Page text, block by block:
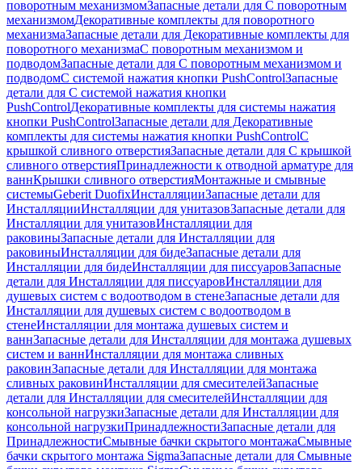
поворотным механизмомЗапасные детали для С поворотным
механизмомДекоративные комплекты для поворотного
механизмаЗапасные детали для Декоративные комплекты для
поворотного механизмаС поворотным механизмом и
подводомЗапасные детали для С поворотным механизмом и
подводомС системой нажатия кнопки PushControlЗапасные
детали для С системой нажатия кнопки
PushControlДекоративные комплекты для системы нажатия
кнопки PushControlЗапасные детали для Декоративные
комплекты для системы нажатия кнопки PushControlС
крышкой сливного отверстияЗапасные детали для С крышкой
сливного отверстияПринадлежности к отводной арматуре для
ваннКрышки сливного отверстияМонтажные и смывные
системыGeberit DuofixИнсталляцииЗапасные детали для
ИнсталляцииИнсталляции для унитазовЗапасные детали для
Инсталляции для унитазовИнсталляции для
раковиныЗапасные детали для Инсталляции для
раковиныИнсталляции для бидеЗапасные детали для
Инсталляции для бидеИнсталляции для писсуаровЗапасные
детали для Инсталляции для писсуаровИнсталляции для
душевых систем с водоотводом в стенеЗапасные детали для
Инсталляции для душевых систем с водоотводом в
стенеИнсталляции для монтажа душевых систем и
ваннЗапасные детали для Инсталляции для монтажа душевых
систем и ваннИнсталляции для монтажа сливных
раковинЗапасные детали для Инсталляции для монтажа
сливных раковинИнсталляции для смесителейЗапасные
детали для Инсталляции для смесителейИнсталляции для
консольной нагрузкиЗапасные детали для Инсталляции для
консольной нагрузкиПринадлежностиЗапасные детали для
ПринадлежностиСмывные бачки скрытого монтажаСмывные
бачки скрытого монтажа SigmaЗапасные детали для Смывные